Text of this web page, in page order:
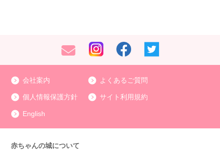
会社案内 よくあるご質問
個人情報保護方針 サイト利用規約
English
赤ちゃんの城について